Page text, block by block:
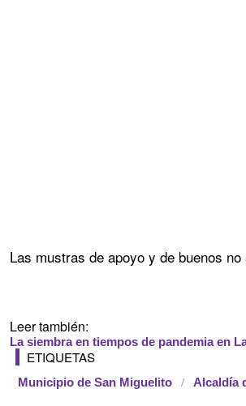
Las mustras de apoyo y de buenos
Leer también:
La siembra en tiempos de pandemia en
ETIQUETAS
Municipio de San Miguelito Alcaldía